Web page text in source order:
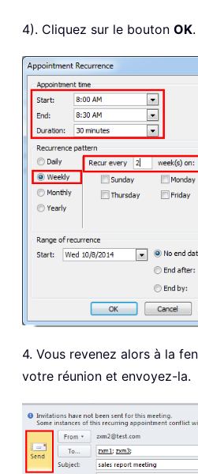
4). Cliquez sur le bouton OK.
4. Vous revenez alors à la
votre réunion et envoyez-la.